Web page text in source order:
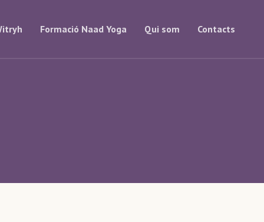
Formació Naad Yoga Qui som Contacts